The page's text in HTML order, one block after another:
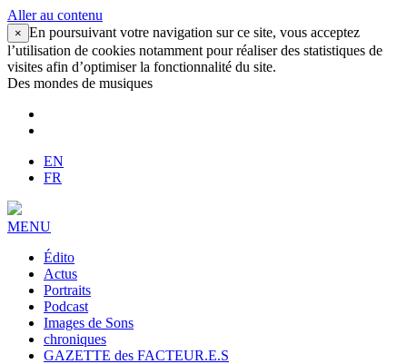
Aller au contenu
× En poursuivant votre navigation sur ce site, vous acceptez
l’utilisation de cookies notamment pour réaliser des statistiques de
visites afin d’optimiser la fonctionnalité du site.
Des mondes de musiques
EN
FR
MENU
Édito
Actus
Portraits
Podcast
Images de Sons
chroniques
GAZETTE des FACTEUR.E.S